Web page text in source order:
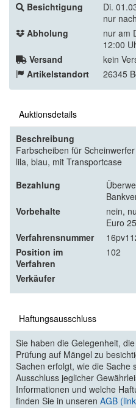
Besichtigung
Di.
nur
Abholung
nur am
12:00
Versand
kein
Artikelstandort
26345
Auktionsdetails
Beschreibung
Farbscheiben für
lila, blau, mit Transportcase
Bezahlung
Vorbehalte
nein,
Euro
Verfahrensnummer
Position im
Verfahren
102
Verkäufer
Haftungsausschluss
Sie haben die Gelegenheit,
Prüfung auf Mängel zu
Sachen erfolgt, wie die Sache
Ausschluss jeglicher
Informationen und welche
finden Sie in unseren AGB